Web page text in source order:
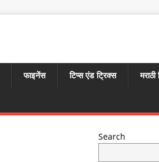
फाइनेंस टिप्स एंड ट्रिक्स
Search